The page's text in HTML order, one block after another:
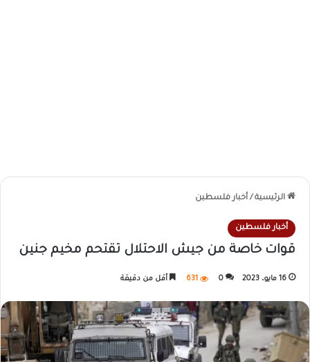
الرئيسية / أخبار فلسطين
أخبار فلسطين
قوات خاصة من جيش الاحتلال تقتحم مخيم جنين
16 مايو، 2023 0
631 أقل من دقيقة